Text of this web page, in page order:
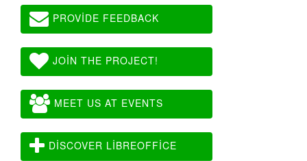
PROVIDE FEEDBACK
JOIN THE PROJECT!
MEET US AT EVENTS
DISCOVER LIBREOFFICE